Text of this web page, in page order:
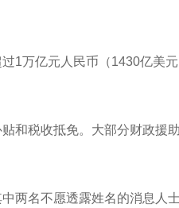
1万亿元人民币（1430亿
和税收抵免。大部分财政
名不愿透露姓名的消息人